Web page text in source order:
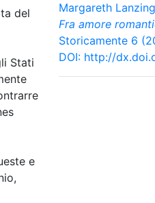
del
Stati
e
Margareth
Fra amore
Storicamente 6
DOI: http://